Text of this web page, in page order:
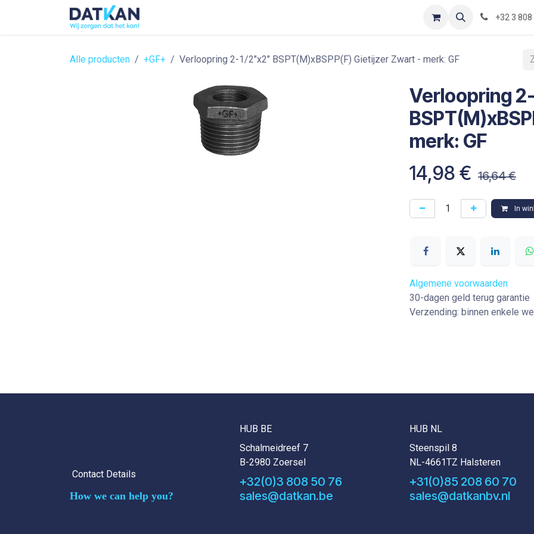
Optimization-of-piping-components
+32 3 808
Alle producten +GF+ Verloopring 2-1/2"x2" BSPT(M)xBSPP(F) Gietijzer Zwart - merk: GF
Verloopring
merk: GF
14,98 € 16,64€
In
Algemene voorwaarden
30-dagen geld terug garantie
Verzending: binnen enkele
Contact Details
How we can help you?
HUB BE
Schalmeidreef 7
B-2980 Zoersel
+32(0)3 808 50 76
sales@datkan.be
HUB NL
Steenspil 8
NL-4661TZ Halsteren
+31(0)85 208 60 70
sales@datkanbv.nl